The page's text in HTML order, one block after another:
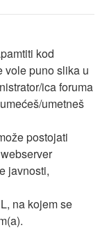
kod
vole puno slika u
ica foruma
umetneš
postojati
javnosti,
na kojem se